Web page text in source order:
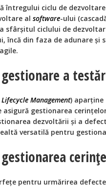
întregului ciclu de
al software-ului
sfârşitul ciclului de
încă din faza de adunare şi
a
Management) aparţine
asigură gestionarea
dezvoltării şi a
versatilă pentru
pentru urmărirea